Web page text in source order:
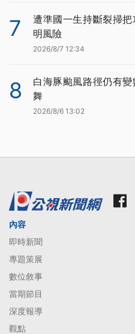
7
遭準國一生持斷裂掃
明風險
2026/8/7 12:34
8
白海豚颱風路徑仍有
舞
2026/8/6 13:02
內容
即時新聞
專題策展
數位敘事
當期節目
深度報導
觀點